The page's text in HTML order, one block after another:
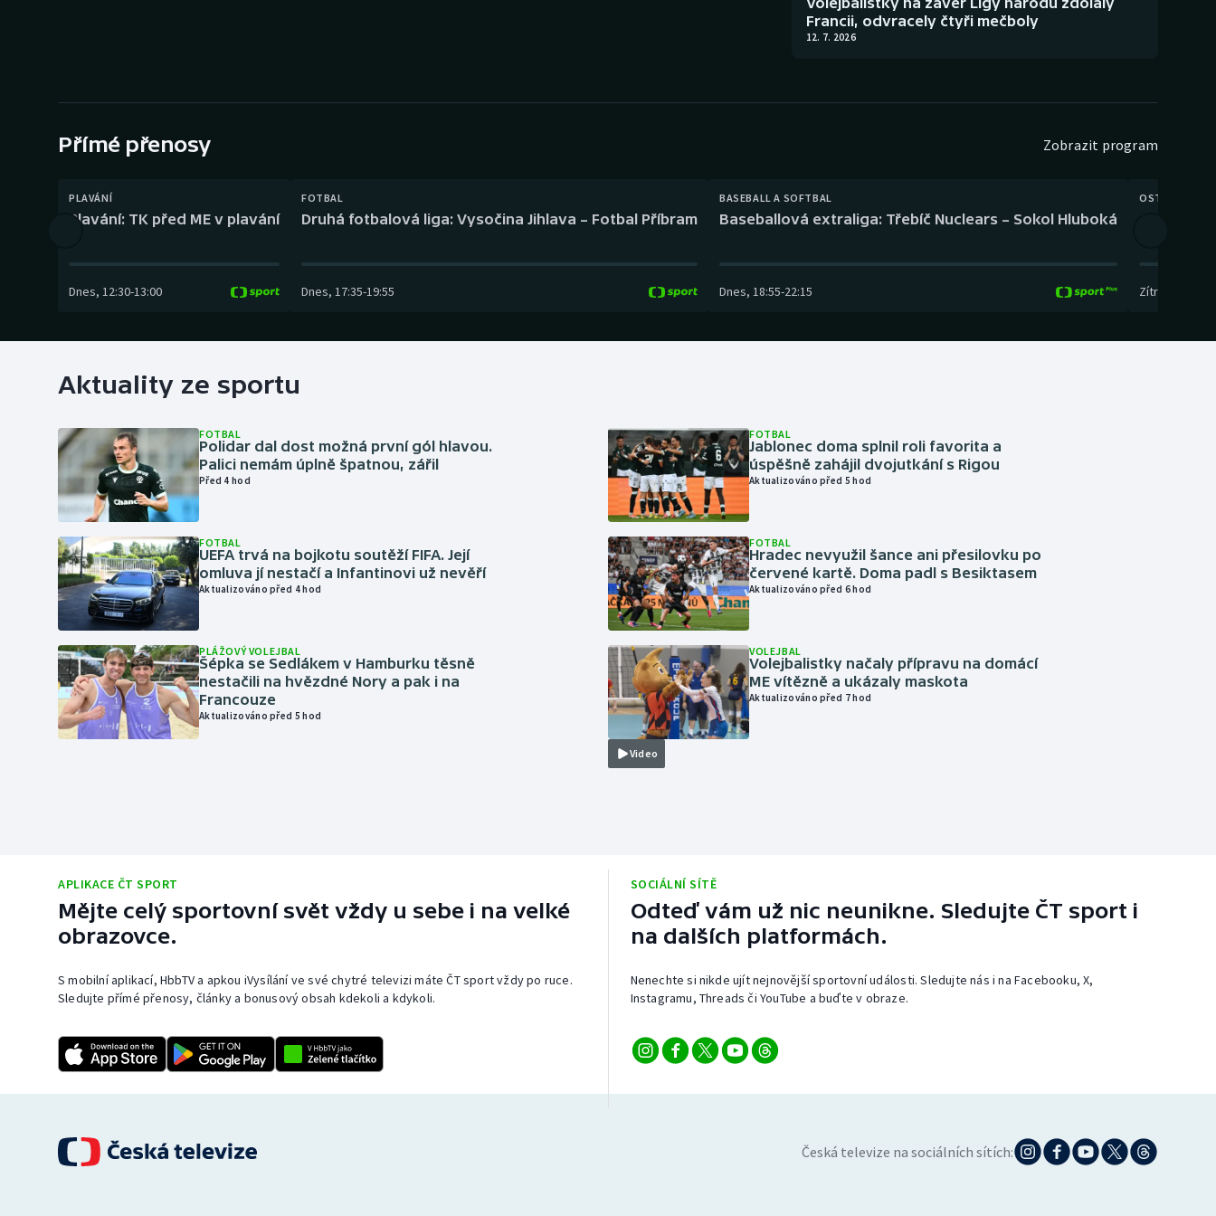
Gymnastika Plážový volejbal
Francii, odvracely čtyři mečboly
12. 7. 2026
Přímé přenosy Zobrazit program
PLAVÁNÍ
Plavání: TK před ME v plavání
Dnes, 12:30-13:00
FOTBAL
Druhá fotbalová liga: Vysočina Jihlava – Fotbal Příbram
Dnes, 17:35-19:55
BASEBALL A SOFTBAL
Baseballová extraliga: Třebíč Nuclears – Sokol Hluboká
Dnes, 18:55-22:15
OSTATNÍ
Zítra
Aktuality ze sportu
FOTBAL
Polidar dal dost možná první gól hlavou.
Palici nemám úplně špatnou, zářil
Před 4 hod
FOTBAL
UEFA trvá na bojkotu soutěží FIFA. Její
omluva jí nestačí a Infantinovi už nevěří
Aktualizováno před 4 hod
PLÁŽOVÝ VOLEJBAL
Šépka se Sedlákem v Hamburku těsně
nestačili na hvězdné Nory a pak i na
Francouze
Aktualizováno před 5 hod
FOTBAL
Jablonec doma splnil roli favorita a
úspěšně zahájil dvojutkání s Rigou
Aktualizováno před 5 hod
FOTBAL
Hradec nevyužil šance ani přesilovku po
červené kartě. Doma padl s Besiktasem
Aktualizováno před 6 hod
Video
VOLEJBAL
Volejbalistky načaly přípravu na domácí
ME vítězně a ukázaly maskota
Aktualizováno před 7 hod
APLIKACE ČT SPORT
Mějte celý sportovní svět vždy u sebe i na velké
obrazovce.
S mobilní aplikací, HbbTV a apkou iVysílání ve své chytré televizi máte ČT sport vždy po ruce.
Sledujte přímé přenosy, články a bonusový obsah kdekoli a kdykoli.
SOCIÁLNÍ SÍTĚ
Odteď vám už nic neunikne. Sledujte ČT sport i
na dalších platformách.
Nenechte si nikde ujít nejnovější sportovní události. Sledujte nás i na Facebooku, X,
Instagramu, Threads či YouTube a buďte v obraze.
Česká televize na sociálních sítích: